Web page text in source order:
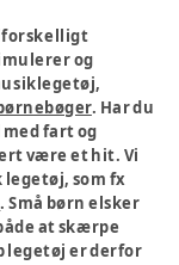
forskelligt
og
. Har du
fart og
være et hit. Vi
som fx
. Små børn elsker
at skærpe
legetøj er derfor